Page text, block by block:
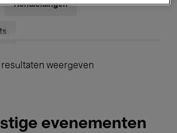
Rondleidingen
weergeven
evenementen